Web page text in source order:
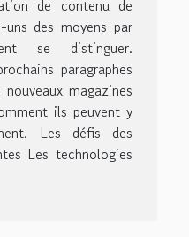
de contenu de
des moyens par
se distinguer.
paragraphes
magazines
ils peuvent y
Les défis des
Les technologies